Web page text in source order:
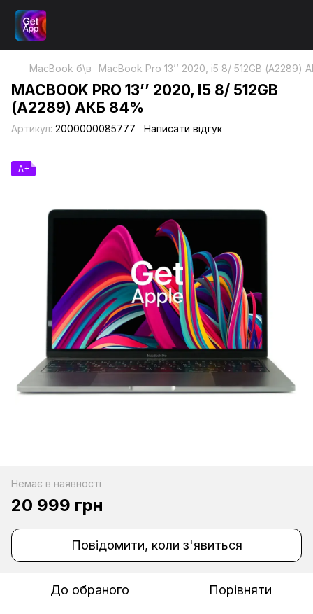
MacBook б\в MacBook Pro 13’’ 2020, i5 8/ 512GB (А2289)
MACBOOK PRO 13’’ 2020, I5 8/ 512GB
(А2289) АКБ 84%
Артикул: 2000000085777 Написати відгук
A+
Немає в наявності
20 999 грн
Повідомити, коли з'явиться
До обраного Порівняти